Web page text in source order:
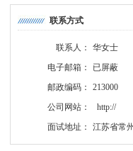
联系方式
联系人：
华女士
电子邮箱：
已屏蔽
邮政编码：
213000
公司网站：
http://
面试地址：
江苏省常